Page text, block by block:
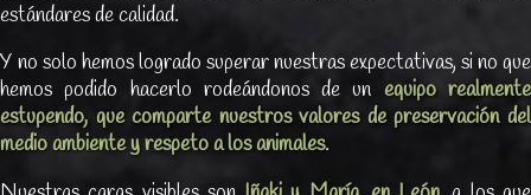
estándares de calidad.
Y no solo hemos logrado superar nuestras expectativas, si no que
hemos podido hacerlo rodeándonos de un equipo realmente
estupendo, que comparte nuestros valores de preservación del
medio ambiente y respeto a los animales.